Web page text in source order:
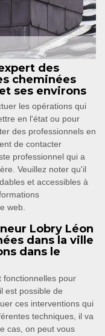
des
cheminées
ses environs
les opérations qui
en l'état ou pour
des professionnels en
de contacter
professionnel qui a
Veuillez noter qu'il
et accessibles à
web.
Lobry Léon
dans la ville
dans le
fonctionnelles pour
est possible de
ces interventions qui
techniques, il va
cas, on peut vous